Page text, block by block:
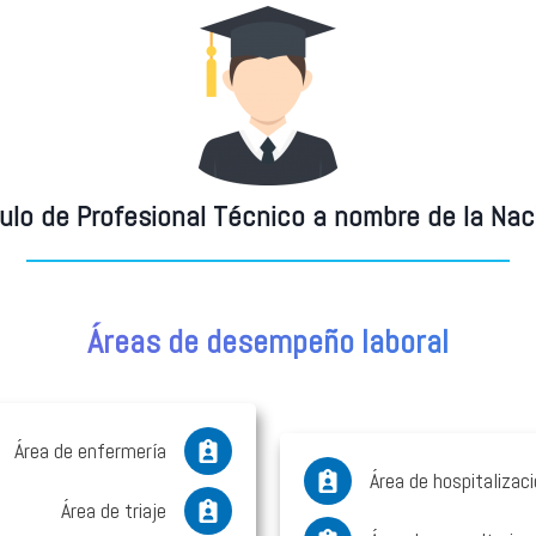
de Profesional Técnico a nombre de la
Áreas de desempeño laboral
Área de enfermería
Área de triaje
Área de